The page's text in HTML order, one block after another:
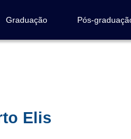
Graduação Pós-
Elis